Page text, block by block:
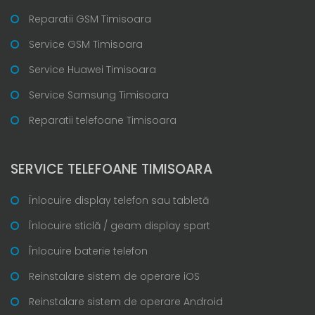
Reparatii GSM Timisoara
Service GSM Timisoara
Service Huawei Timisoara
Service Samsung Timisoara
Reparatii telefoane Timisoara
SERVICE TELEFOANE TIMISOARA
Înlocuire display telefon sau tabletă
Înlocuire sticlă / geam display spart
Înlocuire baterie telefon
Reinstalare sistem de operare iOS
Reinstalare sistem de operare Android